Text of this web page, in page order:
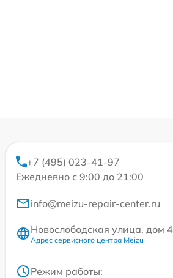
+7 (495) 023-41-97
Ежедневно с 9:00 до 21:00
info@meizu-repair-center.ru
Новослободская улица, дом 4
Адрес сервисного центра Meizu
Режим работы: